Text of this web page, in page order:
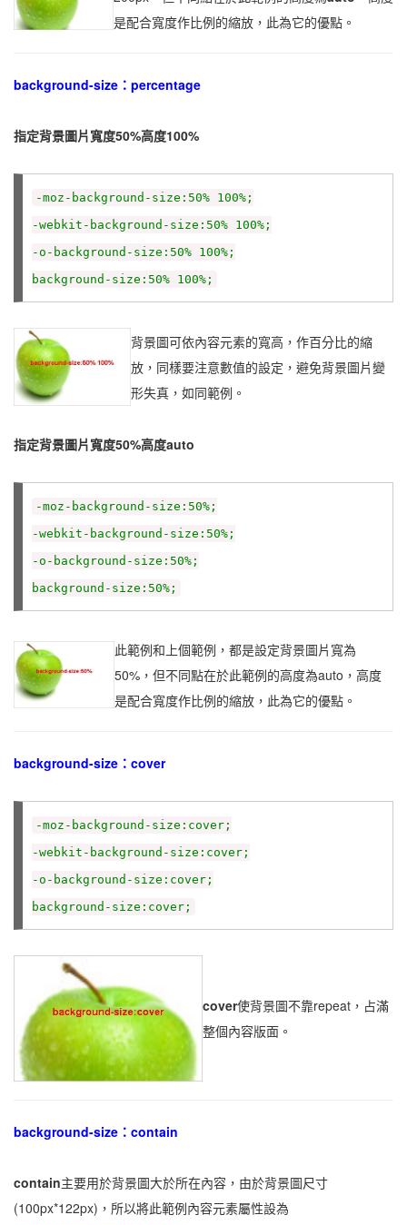
是配合寬度作比例的縮放，此為它的優點。
background-size：percentage
指定背景圖片寬度50%高度100%
-moz-background-size:50% 100%;
-webkit-background-size:50% 100%;
-o-background-size:50% 100%;
background-size:50% 100%;
背景圖可依內容元素的寬高，作百分比的縮
放，同樣要注意數值的設定，避免背景圖片變
形失真，如同範例。
指定背景圖片寬度50%高度auto
-moz-background-size:50%;
-webkit-background-size:50%;
-o-background-size:50%;
background-size:50%;
此範例和上個範例，都是設定背景圖片寬為
50%，但不同點在於此範例的高度為auto，高度
是配合寬度作比例的縮放，此為它的優點。
background-size：cover
-moz-background-size:cover;
-webkit-background-size:cover;
-o-background-size:cover;
background-size:cover;
cover使背景圖不靠repeat，占滿
整個內容版面。
background-size：contain
contain主要用於背景圖大於所在內容，由於背景圖尺寸
(100px*122px)，所以將此範例內容元素屬性設為